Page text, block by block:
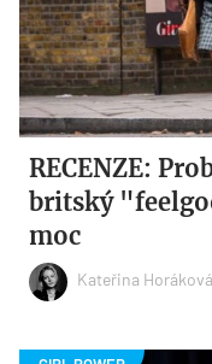
RECENZE:
britský
moc
Kateřina Horáková